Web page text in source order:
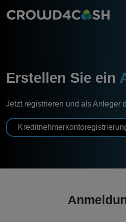
Erstellen Sie ein
Jetzt registrieren und als Anleger